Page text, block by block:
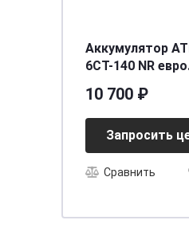
Аккумулятор
6СТ-140 NR евро
10 700 ₽
Запросить
Сравнить